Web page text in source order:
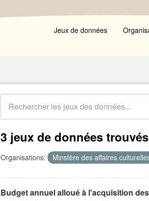
Jeux de données
3 jeux de données trouvés
Organisations: Minstère des affaires
Budget annuel alloué à l'acquisition